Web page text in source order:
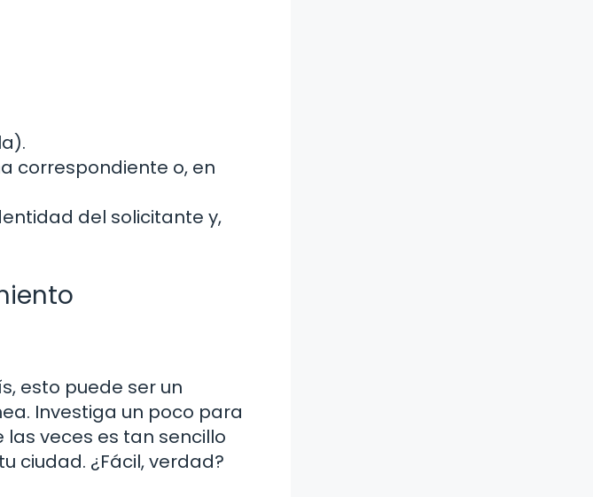
correspondiente o, en
del solicitante y,
esto puede ser un
Investiga un poco para
veces es tan sencillo
ciudad. ¿Fácil, verdad?